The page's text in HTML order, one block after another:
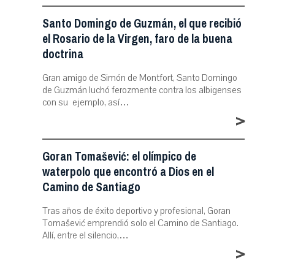
Santo Domingo de Guzmán, el que recibió
el Rosario de la Virgen, faro de la buena
doctrina
Gran amigo de Simón de Montfort, Santo Domingo
de Guzmán luchó ferozmente contra los albigenses
con su ejemplo, así…
>
Goran Tomašević: el olímpico de
waterpolo que encontró a Dios en el
Camino de Santiago
Tras años de éxito deportivo y profesional, Goran
Tomašević emprendió solo el Camino de Santiago.
Allí, entre el silencio,…
>